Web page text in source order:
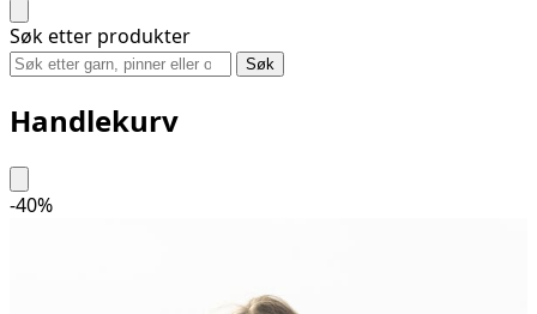
Søk etter produkter
Søk
Handlekurv
-40%